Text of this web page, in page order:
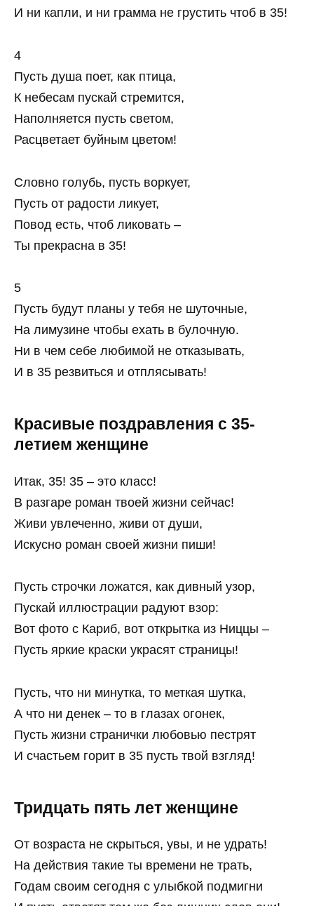
И ни капли, и ни грамма не грустить чтоб в 35!
4
Пусть душа поет, как птица,
К небесам пускай стремится,
Наполняется пусть светом,
Расцветает буйным цветом!
Словно голубь, пусть воркует,
Пусть от радости ликует,
Повод есть, чтоб ликовать –
Ты прекрасна в 35!
5
Пусть будут планы у тебя не шуточные,
На лимузине чтобы ехать в булочную.
Ни в чем себе любимой не отказывать,
И в 35 резвиться и отплясывать!
Красивые поздравления с 35-
летием женщине
Итак, 35! 35 – это класс!
В разгаре роман твоей жизни сейчас!
Живи увлеченно, живи от души,
Искусно роман своей жизни пиши!
Пусть строчки ложатся, как дивный узор,
Пускай иллюстрации радуют взор:
Вот фото с Кариб, вот открытка из Ниццы –
Пусть яркие краски украсят страницы!
Пусть, что ни минутка, то меткая шутка,
А что ни денек – то в глазах огонек,
Пусть жизни странички любовью пестрят
И счастьем горит в 35 пусть твой взгляд!
Тридцать пять лет женщине
От возраста не скрыться, увы, и не удрать!
На действия такие ты времени не трать,
Годам своим сегодня с улыбкой подмигни